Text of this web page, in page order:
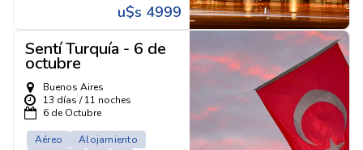
u$s 4999
Sentí Turquía - 6 de
octubre
Buenos Aires
13 días / 11 noches
6 de Octubre
Aéreo
Alojamiento